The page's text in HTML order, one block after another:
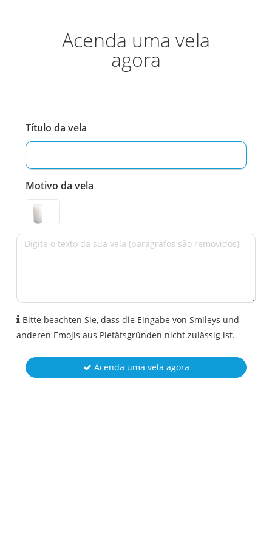
Acenda uma vela
agora
Título da vela
Motivo da vela
Bitte beachten Sie, dass die Eingabe von Smileys und
anderen Emojis aus Pietätsgründen nicht zulässig ist.
Acenda uma vela agora